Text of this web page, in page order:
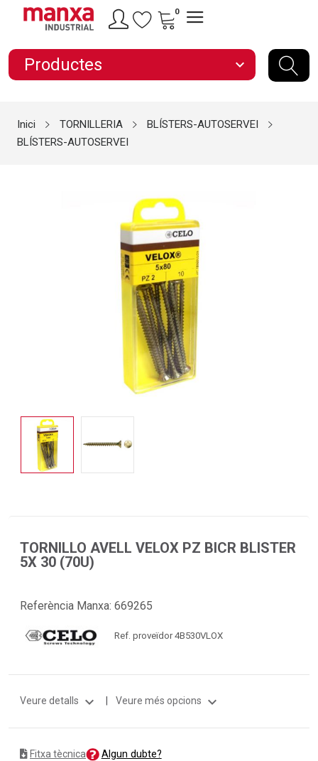
0
Productes expand_more
Inici TORNILLERIA
BLÍSTERS-AUTOSERVEI
BLÍSTERS-AUTOSERVEI
TORNILLO AVELL VELOX PZ BICR BLISTER
5X 30 (70U)
Referència Manxa: 669265
Ref. proveïdor 4B530VLOX
Veure detalls expand_more Veure més opcions expand_more
Fitxa tècnica Algun dubte?